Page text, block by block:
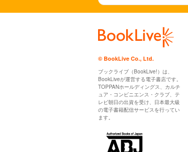
© BookLive Co., Ltd.
ブックライブ（BookLive!）は、
BookLiveが運営する電子書店です。
TOPPANホールディングス、カルチ
ュア・コンビニエンス・クラブ、テ
レビ朝日の出資を受け、日本最大級
の電子書籍配信サービスを行ってい
ます。